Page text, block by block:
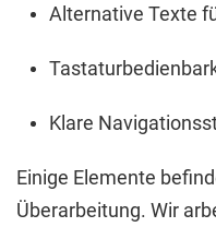
Alternative Texte
Klare
Einige Elemente
Überarbeitung. Wir